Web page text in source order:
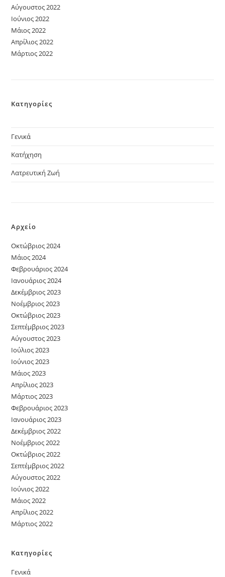
Αύγουστος 2022
Ιούνιος 2022
Μάιος 2022
Απρίλιος 2022
Μάρτιος 2022
Κατηγορίες
Γενικά
Κατήχηση
Λατρευτική Ζωή
Αρχείο
Οκτώβριος 2024
Μάιος 2024
Φεβρουάριος 2024
Ιανουάριος 2024
Δεκέμβριος 2023
Νοέμβριος 2023
Οκτώβριος 2023
Σεπτέμβριος 2023
Αύγουστος 2023
Ιούλιος 2023
Ιούνιος 2023
Μάιος 2023
Απρίλιος 2023
Μάρτιος 2023
Φεβρουάριος 2023
Ιανουάριος 2023
Δεκέμβριος 2022
Νοέμβριος 2022
Οκτώβριος 2022
Σεπτέμβριος 2022
Αύγουστος 2022
Ιούνιος 2022
Μάιος 2022
Απρίλιος 2022
Μάρτιος 2022
Κατηγορίες
Γενικά